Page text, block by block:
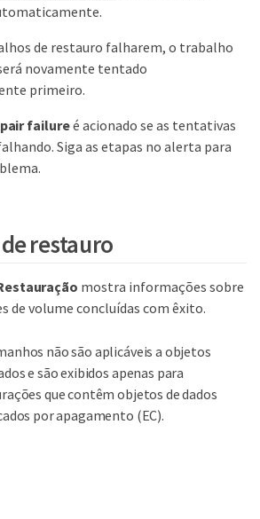
de restauro falharem, o trabalho
novamente tentado
primeiro.
failureé acionado se as tentativas
Siga as etapas no alerta para
restauro
mostra informações sobre
de volume concluídas com êxito.
não são aplicáveis a objetos
e são exibidos apenas para
que contêm objetos de dados
por apagamento (EC).